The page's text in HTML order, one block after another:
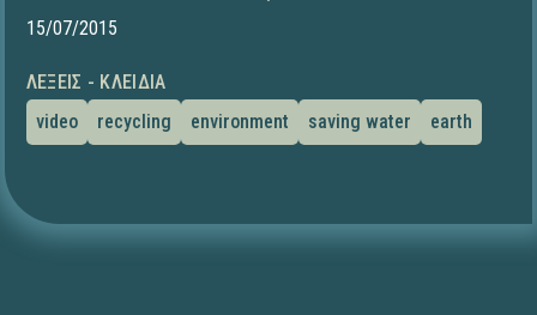
15/07/2015
ΛΈΞΕΙΣ - ΚΛΕΙΔΙΆ
video
recycling environment saving water earth